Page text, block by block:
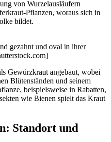
von Wurzelausläufern
Pflanzen, woraus sich in
bildet.
gezahnt und oval in ihrer
Gewürzkraut angebaut, wobei
Blütenständen und seinem
beispielsweise in Rabatten,
wie Bienen spielt das Kraut
Standort und